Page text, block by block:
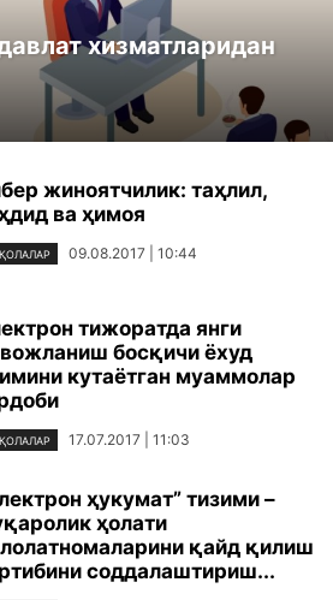
хизматларидан
жиноятчилик: таҳлил,
ва ҳимоя
09.08.2017 | 10:44
тижоратда янги
босқичи ёхуд
кутаётган муаммолар
17.07.2017 | 11:03
ҳукумат” тизими –
ҳолати
қайд қилиш
соддалаштириш...